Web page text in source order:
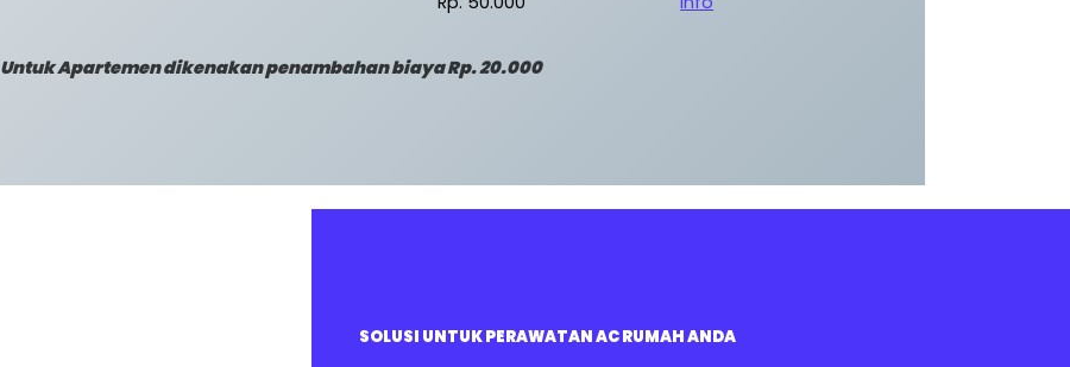
Untuk Apartemen dikenakan penambahan biaya Rp. 20.000
SOLUSI UNTUK PERAWATAN AC RUMAH ANDA